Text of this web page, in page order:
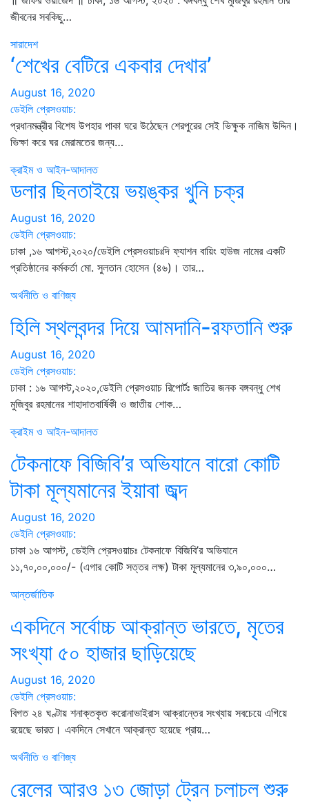
জীবনের সবকিছু…
সারাদেশ
‘শেখের বেটিরে একবার দেখার’
August 16, 2020
ডেইলি প্রেসওয়াচ:
প্রধানমন্ত্রীর বিশেষ উপহার পাকা ঘরে উঠেছেন শেরপুরের সেই ভিক্ষুক নাজিম উদ্দিন।
ভিক্ষা করে ঘর মেরামতের জন্য…
ক্রাইম ও আইন-আদালত
ডলার ছিনতাইয়ে ভয়ঙ্কর খুনি চক্র
August 16, 2020
ডেইলি প্রেসওয়াচ:
ঢাকা ,১৬ আগস্ট,২০২০/ডেইলি প্রেসওয়াচঃদি ফ্যাশন বায়িং হাউজ নামের একটি
প্রতিষ্ঠানের কর্মকর্তা মো. সুলতান হোসেন (৪৬)। তার…
অর্থনীতি ও বাণিজ্য
হিলি স্থলবন্দর দিয়ে আমদানি-রফতানি শুরু
August 16, 2020
ডেইলি প্রেসওয়াচ:
ঢাকা : ১৬ আগস্ট,২০২০,ডেইলি প্রেসওয়াচ রিপোর্টঃ জাতির জনক বঙ্গবন্ধু শেখ
মুজিবুর রহমানের শাহাদাতবার্ষিকী ও জাতীয় শোক…
ক্রাইম ও আইন-আদালত
টেকনাফে বিজিবি’র অভিযানে বারো কোটি
টাকা মূল্যমানের ইয়াবা জব্দ
August 16, 2020
ডেইলি প্রেসওয়াচ:
ঢাকা ১৬ আগস্ট, ডেইলি প্রেসওয়াচঃ টেকনাফে বিজিবি’র অভিযানে
১১,৭০,০০,০০০/- (এগার কোটি সত্তর লক্ষ) টাকা মূল্যমানের ৩,৯০,০০০…
আন্তর্জাতিক
একদিনে সর্বোচ্চ আক্রান্ত ভারতে, মৃতের
সংখ্যা ৫০ হাজার ছাড়িয়েছে
August 16, 2020
ডেইলি প্রেসওয়াচ:
বিগত ২৪ ঘণ্টায় শনাক্তকৃত করোনাভাইরাস আক্রান্তের সংখ্যায় সবচেয়ে এগিয়ে
রয়েছে ভারত। একদিনে সেখানে আক্রান্ত হয়েছে প্রায়…
অর্থনীতি ও বাণিজ্য
রেলের আরও ১৩ জোড়া ট্রেন চলাচল শুরু